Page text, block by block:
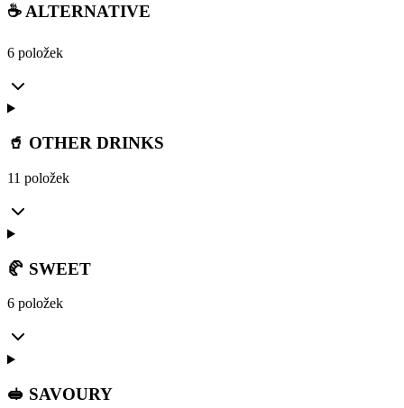
☕ ALTERNATIVE
6 položek
🥤 OTHER DRINKS
11 položek
🥐 SWEET
6 položek
🥪 SAVOURY